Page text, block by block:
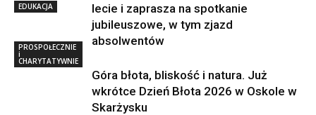
EDUKACJA
lecie i zaprasza na spotkanie
jubileuszowe, w tym zjazd
absolwentów
PROSPOŁECZNIE
i
CHARYTATYWNIE
Góra błota, bliskość i natura. Już
wkrótce Dzień Błota 2026 w Oskole w
Skarżysku